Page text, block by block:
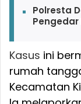
Polresta
Kasus ini
rumah
Kecamatan